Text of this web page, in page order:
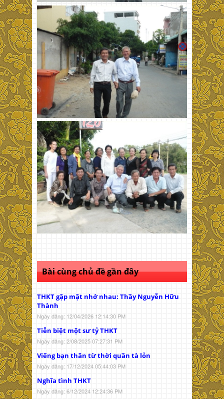
Bài cùng chủ đề gần đây
THKT gặp mặt nhớ nhau: Thầy Nguyễn Hữu
Thành
Ngày đăng: 12/04/2026 12:14:30 PM
Tiễn biệt một sư tỷ THKT
Ngày đăng: 2/08/2025 07:27:31 PM
Viếng bạn thân từ thời quần tà lỏn
Ngày đăng: 17/12/2024 05:44:03 PM
Nghĩa tình THKT
Ngày đăng: 6/12/2024 12:24:36 PM